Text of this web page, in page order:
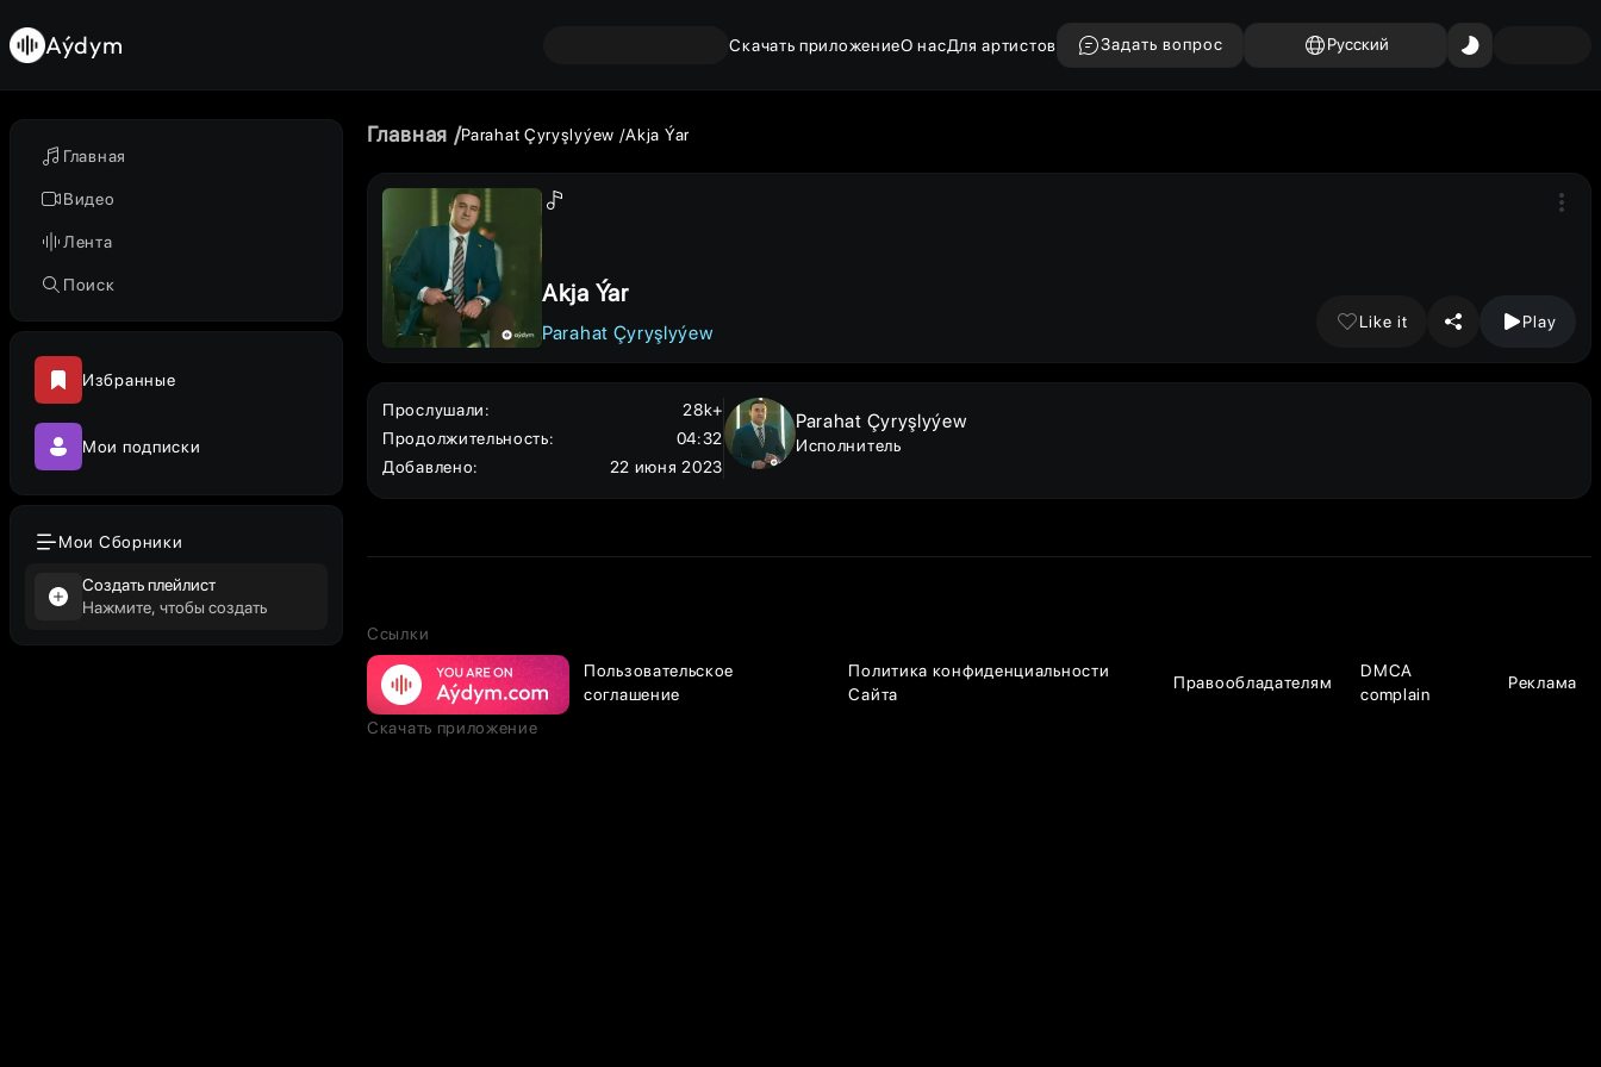
Главная
Видео
Лента
Поиск
Избранные
Мои подписки
Мои Сборники
Создать плейлист
Нажмите, чтобы создать
Aýdym Скачать приложениеО насДля артистов Задать вопрос Русский
Главная Parahat Çyryşlyýew Akja Ýar
Akja Ýar
Parahat Çyryşlyýew
Like it Play
Прослушали:
28k+
Продолжительность:
04:32
Добавлено: 22 июня 2023
Parahat Çyryşlyýew
Исполнитель
Ссылки
Пользовательское
соглашение
Политика конфиденциальности
Сайта
Правообладателям
DMCA
complain
Реклама
Скачать приложение